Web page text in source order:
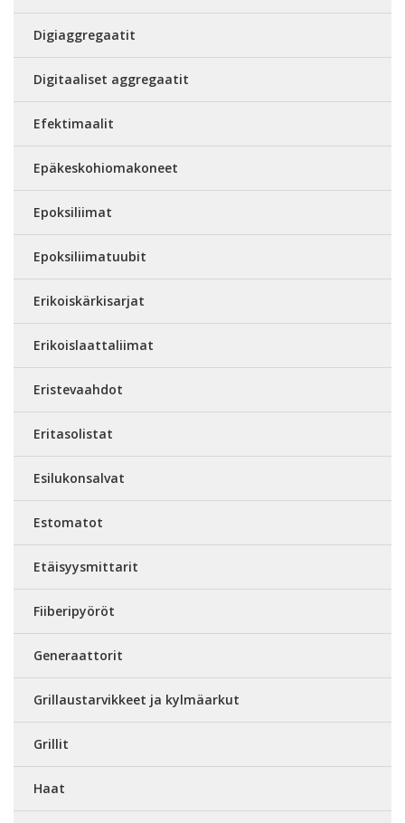
Digiaggregaatit
Digitaaliset aggregaatit
Efektimaalit
Epäkeskohiomakoneet
Epoksiliimat
Epoksiliimatuubit
Erikoiskärkisarjat
Erikoislaattaliimat
Eristevaahdot
Eritasolistat
Esilukonsalvat
Estomatot
Etäisyysmittarit
Fiiberipyöröt
Generaattorit
Grillaustarvikkeet ja kylmäarkut
Grillit
Haat